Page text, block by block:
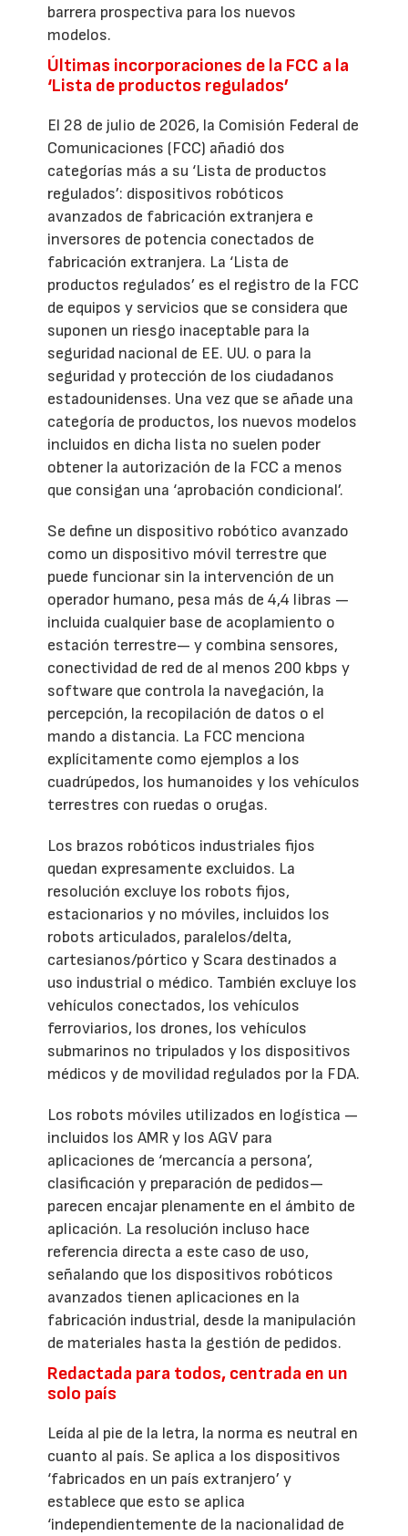
barrera prospectiva para los nuevos
modelos.
Últimas incorporaciones de la FCC a la
‘Lista de productos regulados’
El 28 de julio de 2026, la Comisión Federal de
Comunicaciones (FCC) añadió dos
categorías más a su ‘Lista de productos
regulados’: dispositivos robóticos
avanzados de fabricación extranjera e
inversores de potencia conectados de
fabricación extranjera. La ‘Lista de
productos regulados’ es el registro de la FCC
de equipos y servicios que se considera que
suponen un riesgo inaceptable para la
seguridad nacional de EE. UU. o para la
seguridad y protección de los ciudadanos
estadounidenses. Una vez que se añade una
categoría de productos, los nuevos modelos
incluidos en dicha lista no suelen poder
obtener la autorización de la FCC a menos
que consigan una ‘aprobación condicional’.
Se define un dispositivo robótico avanzado
como un dispositivo móvil terrestre que
puede funcionar sin la intervención de un
operador humano, pesa más de 4,4 libras —
incluida cualquier base de acoplamiento o
estación terrestre— y combina sensores,
conectividad de red de al menos 200 kbps y
software que controla la navegación, la
percepción, la recopilación de datos o el
mando a distancia. La FCC menciona
explícitamente como ejemplos a los
cuadrúpedos, los humanoides y los vehículos
terrestres con ruedas o orugas.
Los brazos robóticos industriales fijos
quedan expresamente excluidos. La
resolución excluye los robots fijos,
estacionarios y no móviles, incluidos los
robots articulados, paralelos/delta,
cartesianos/pórtico y Scara destinados a
uso industrial o médico. También excluye los
vehículos conectados, los vehículos
ferroviarios, los drones, los vehículos
submarinos no tripulados y los dispositivos
médicos y de movilidad regulados por la FDA.
Los robots móviles utilizados en logística —
incluidos los AMR y los AGV para
aplicaciones de ‘mercancía a persona’,
clasificación y preparación de pedidos—
parecen encajar plenamente en el ámbito de
aplicación. La resolución incluso hace
referencia directa a este caso de uso,
señalando que los dispositivos robóticos
avanzados tienen aplicaciones en la
fabricación industrial, desde la manipulación
de materiales hasta la gestión de pedidos.
Redactada para todos, centrada en un
solo país
Leída al pie de la letra, la norma es neutral en
cuanto al país. Se aplica a los dispositivos
‘fabricados en un país extranjero’ y
establece que esto se aplica
‘independientemente de la nacionalidad de